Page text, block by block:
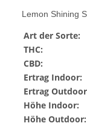
Lemon Shining
Art der Sorte:
THC:
CBD:
Ertrag Indoor:
Ertrag
Höhe Indoor:
Höhe Outdoor: